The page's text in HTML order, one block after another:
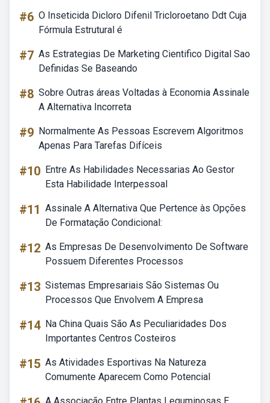
#6 O Inseticida Dicloro Difenil Tricloroetano Ddt Cuja
Fórmula Estrutural é
#7 As Estrategias De Marketing Cientifico Digital Sao
Definidas Se Baseando
#8 Sobre Outras áreas Voltadas à Economia Assinale
A Alternativa Incorreta
#9 Normalmente As Pessoas Escrevem Algoritmos
Apenas Para Tarefas Difíceis
#10 Entre As Habilidades Necessarias Ao Gestor
Esta Habilidade Interpessoal
#11 Assinale A Alternativa Que Pertence às Opções
De Formatação Condicional:
#12 As Empresas De Desenvolvimento De Software
Possuem Diferentes Processos
#13 Sistemas Empresariais São Sistemas Ou
Processos Que Envolvem A Empresa
#14 Na China Quais São As Peculiaridades Dos
Importantes Centros Costeiros
#15 As Atividades Esportivas Na Natureza
Comumente Aparecem Como Potencial